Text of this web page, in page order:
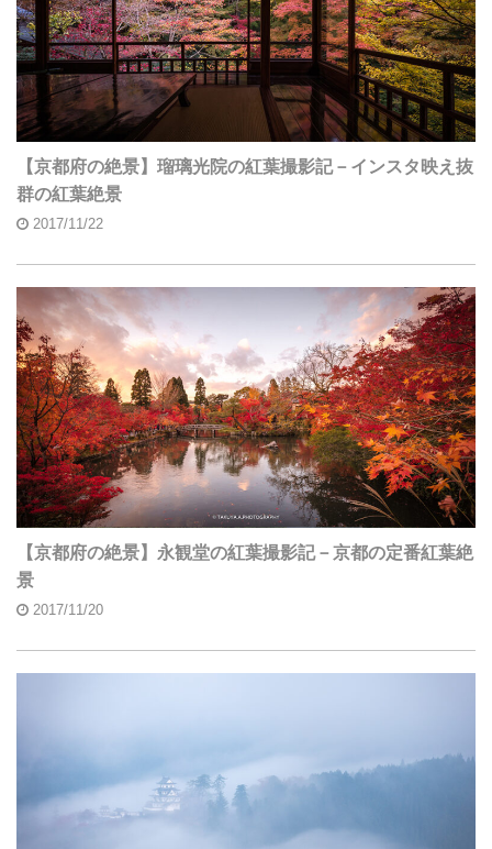
【京都府の絶景】瑠璃光院の紅葉撮影記－インスタ映え抜
群の紅葉絶景
2017/11/22
【京都府の絶景】永観堂の紅葉撮影記－京都の定番紅葉絶
景
2017/11/20